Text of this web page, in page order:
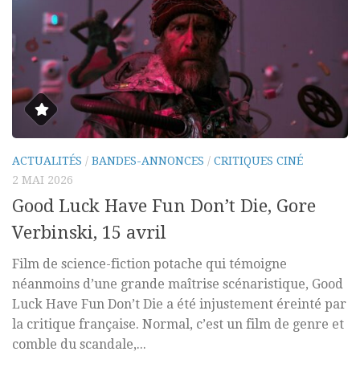
ACTUALITÉS / BANDES-ANNONCES / CRITIQUES CINÉ
2 MAI 2026
Good Luck Have Fun Don’t Die, Gore
Verbinski, 15 avril
Film de science-fiction potache qui témoigne
néanmoins d’une grande maîtrise scénaristique, Good
Luck Have Fun Don’t Die a été injustement éreinté par
la critique française. Normal, c’est un film de genre et
comble du scandale,...